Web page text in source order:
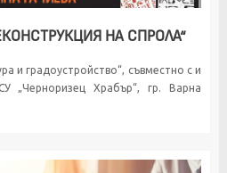
НА СПРОЛА“
и градоустройство“, съвместно с и
„Черноризец Храбър“, гр. Варна